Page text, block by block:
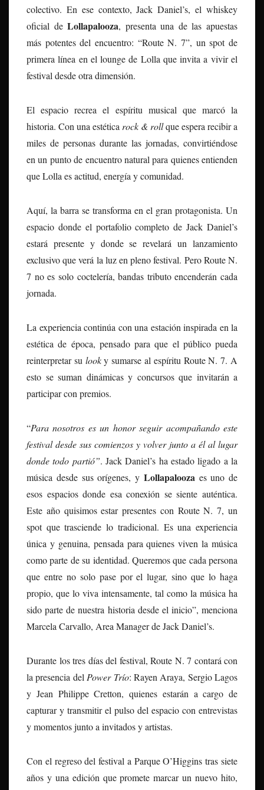
colectivo. En ese contexto, Jack Daniel’s, el whiskey
oficial deLollapalooza, presenta una de las apuestas
más potentes del encuentro: “Route N. 7”, un spot de
primera línea en el lounge de Lolla que invita a vivir el
festival desde otra dimensión.
El espacio recrea el espíritu musical que marcó la
historia. Con una estética rock & rollque espera recibir a
miles de personas durante las jornadas, convirtiéndose
en un punto de encuentro natural para quienes entienden
que Lolla es actitud, energía y comunidad.
Aquí, la barra se transforma en el gran protagonista. Un
espacio donde el portafolio completo de Jack Daniel’s
estará presente y donde se revelará un lanzamiento
exclusivo que verá la luz en pleno festival. Pero Route N.
7 no es solo coctelería, bandas tributo encenderán cada
jornada.
La experiencia continúa con una estación inspirada en la
estética de época, pensado para que el público pueda
reinterpretar su looky sumarse al espíritu Route N. 7. A
esto se suman dinámicas y concursos que invitarán a
participar con premios.
“Para nosotros es un honor seguir acompañando este
festival desde sus comienzos y volver junto a él al lugar
donde todo partió”. Jack Daniel’s ha estado ligado a la
música desde sus orígenes, y Lollapalooza es uno de
esos espacios donde esa conexión se siente auténtica.
Este año quisimos estar presentes con Route N. 7, un
spot que trasciende lo tradicional. Es una experiencia
única y genuina, pensada para quienes viven la música
como parte de su identidad. Queremos que cada persona
que entre no solo pase por el lugar, sino que lo haga
propio, que lo viva intensamente, tal como la música ha
sido parte de nuestra historia desde el inicio”, menciona
Marcela Carvallo, Area Manager de Jack Daniel’s.
Durante los tres días del festival, Route N. 7 contará con
la presencia del Power Trío: Rayen Araya, Sergio Lagos
y Jean Philippe Cretton, quienes estarán a cargo de
capturar y transmitir el pulso del espacio con entrevistas
y momentos junto a invitados y artistas.
Con el regreso del festival a Parque O’Higgins tras siete
años y una edición que promete marcar un nuevo hito,